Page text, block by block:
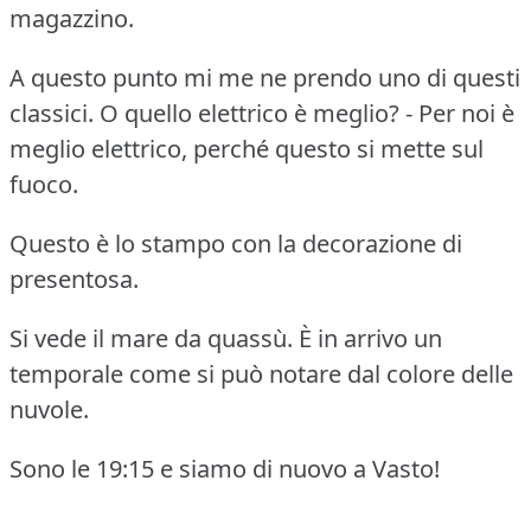
magazzino.
A questo punto mi me ne prendo uno di questi
classici. O quello elettrico è meglio? - Per noi è
meglio elettrico, perché questo si mette sul
fuoco.
Questo è lo stampo con la decorazione di
presentosa.
Si vede il mare da quassù. È in arrivo un
temporale come si può notare dal colore delle
nuvole.
Sono le 19:15 e siamo di nuovo a Vasto!